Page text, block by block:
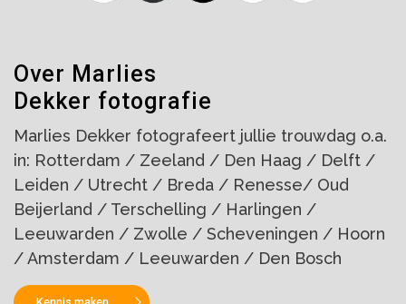
Over Marlies
Dekker fotografie
Marlies Dekker fotografeert jullie trouwdag o.a.
in: Rotterdam / Zeeland / Den Haag / Delft /
Leiden / Utrecht / Breda / Renesse/ Oud
Beijerland / Terschelling / Harlingen /
Leeuwarden / Zwolle / Scheveningen / Hoorn
/ Amsterdam / Leeuwarden / Den Bosch